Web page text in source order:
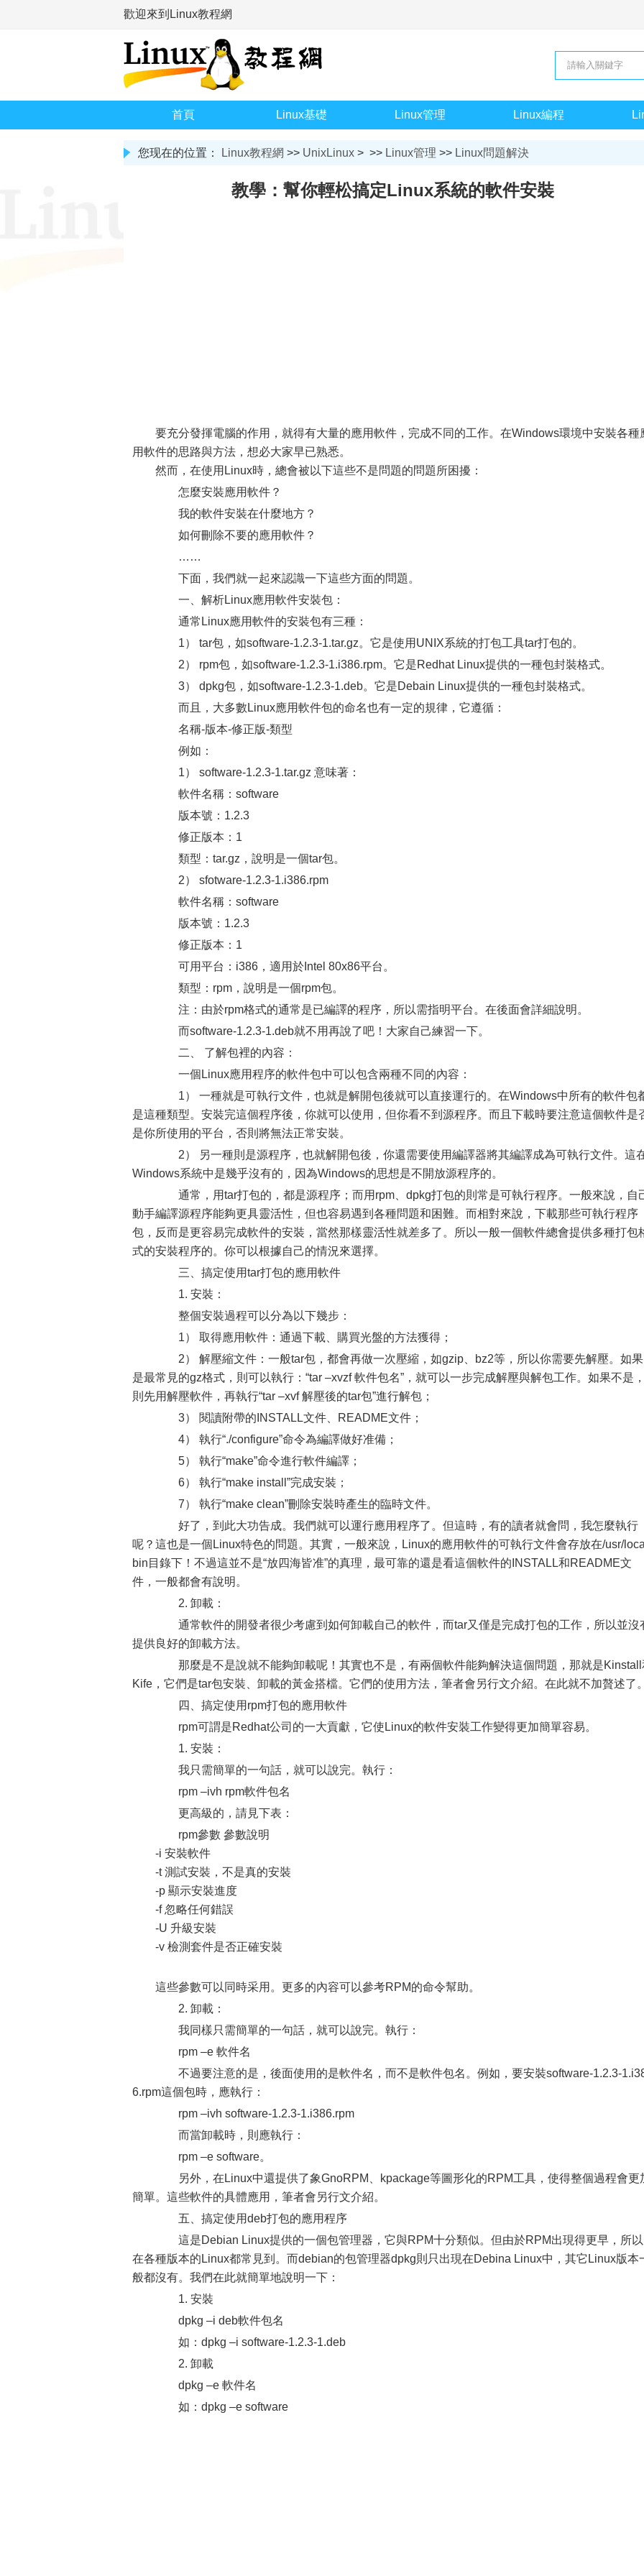
歡迎來到Linux教程網
首頁 Linux基礎 Linux管理 Linux編程
您现在的位置： Linux教程網 >> UnixLinux > >> Linux管理 >> Linux問題解決
教學：幫你輕松搞定Linux系統的軟件安裝
要充分發揮電腦的作用，就得有大量的應用軟件，完成不同的工作。在Windows環境中安裝各種
用軟件的思路與方法，想必大家早已熟悉。
然而，在使用Linux時，總會被以下這些不是問題的問題所困擾：
怎麼安裝應用軟件？
我的軟件安裝在什麼地方？
如何刪除不要的應用軟件？
……
下面，我們就一起來認識一下這些方面的問題。
一、解析Linux應用軟件安裝包：
通常Linux應用軟件的安裝包有三種：
1） tar包，如software-1.2.3-1.tar.gz。它是使用UNIX系統的打包工具tar打包的。
2） rpm包，如software-1.2.3-1.i386.rpm。它是Redhat Linux提供的一種包封裝格式。
3） dpkg包，如software-1.2.3-1.deb。它是Debain Linux提供的一種包封裝格式。
而且，大多數Linux應用軟件包的命名也有一定的規律，它遵循：
名稱-版本-修正版-類型
例如：
1） software-1.2.3-1.tar.gz 意味著：
軟件名稱：software
版本號：1.2.3
修正版本：1
類型：tar.gz，說明是一個tar包。
2） sfotware-1.2.3-1.i386.rpm
軟件名稱：software
版本號：1.2.3
修正版本：1
可用平台：i386，適用於Intel 80x86平台。
類型：rpm，說明是一個rpm包。
注：由於rpm格式的通常是已編譯的程序，所以需指明平台。在後面會詳細說明。
而software-1.2.3-1.deb就不用再說了吧！大家自己練習一下。
二、 了解包裡的內容：
一個Linux應用程序的軟件包中可以包含兩種不同的內容：
1） 一種就是可執行文件，也就是解開包後就可以直接運行的。在Windows中所有的軟件包
是這種類型。安裝完這個程序後，你就可以使用，但你看不到源程序。而且下載時要注意這個軟件是
是你所使用的平台，否則將無法正常安裝。
2） 另一種則是源程序，也就解開包後，你還需要使用編譯器將其編譯成為可執行文件。這
Windows系統中是幾乎沒有的，因為Windows的思想是不開放源程序的。
通常，用tar打包的，都是源程序；而用rpm、dpkg打包的則常是可執行程序。一般來說，自
動手編譯源程序能夠更具靈活性，但也容易遇到各種問題和困難。而相對來說，下載那些可執行程序
包，反而是更容易完成軟件的安裝，當然那樣靈活性就差多了。所以一般一個軟件總會提供多種打包
式的安裝程序的。你可以根據自己的情況來選擇。
三、搞定使用tar打包的應用軟件
1. 安裝：
整個安裝過程可以分為以下幾步：
1） 取得應用軟件：通過下載、購買光盤的方法獲得；
2） 解壓縮文件：一般tar包，都會再做一次壓縮，如gzip、bz2等，所以你需要先解壓。如果
是最常見的gz格式，則可以執行：“tar –xvzf 軟件包名”，就可以一步完成解壓與解包工作。如果不是
則先用解壓軟件，再執行“tar –xvf 解壓後的tar包”進行解包；
3） 閱讀附帶的INSTALL文件、README文件；
4） 執行“./configure”命令為編譯做好准備；
5） 執行“make”命令進行軟件編譯；
6） 執行“make install”完成安裝；
7） 執行“make clean”刪除安裝時產生的臨時文件。
好了，到此大功告成。我們就可以運行應用程序了。但這時，有的讀者就會問，我怎麼執行
呢？這也是一個Linux特色的問題。其實，一般來說，Linux的應用軟件的可執行文件會存放在/usr/
bin目錄下！不過這並不是“放四海皆准”的真理，最可靠的還是看這個軟件的INSTALL和README文
件，一般都會有說明。
2. 卸載：
通常軟件的開發者很少考慮到如何卸載自己的軟件，而tar又僅是完成打包的工作，所以並沒
提供良好的卸載方法。
那麼是不是說就不能夠卸載呢！其實也不是，有兩個軟件能夠解決這個問題，那就是Kinstall
Kife，它們是tar包安裝、卸載的黃金搭檔。它們的使用方法，筆者會另行文介紹。在此就不加贅述了
四、搞定使用rpm打包的應用軟件
rpm可謂是Redhat公司的一大貢獻，它使Linux的軟件安裝工作變得更加簡單容易。
1. 安裝：
我只需簡單的一句話，就可以說完。執行：
rpm –ivh rpm軟件包名
更高級的，請見下表：
rpm參數 參數說明
-i 安裝軟件
-t 測試安裝，不是真的安裝
-p 顯示安裝進度
-f 忽略任何錯誤
-U 升級安裝
-v 檢測套件是否正確安裝
這些參數可以同時采用。更多的內容可以參考RPM的命令幫助。
2. 卸載：
我同樣只需簡單的一句話，就可以說完。執行：
rpm –e 軟件名
不過要注意的是，後面使用的是軟件名，而不是軟件包名。例如，要安裝software-1.2.3-
6.rpm這個包時，應執行：
rpm –ivh software-1.2.3-1.i386.rpm
而當卸載時，則應執行：
rpm –e software。
另外，在Linux中還提供了象GnoRPM、kpackage等圖形化的RPM工具，使得整個過程會更
簡單。這些軟件的具體應用，筆者會另行文介紹。
五、搞定使用deb打包的應用程序
這是Debian Linux提供的一個包管理器，它與RPM十分類似。但由於RPM出現得更早，所以
在各種版本的Linux都常見到。而debian的包管理器dpkg則只出現在Debina Linux中，其它Linux版本
般都沒有。我們在此就簡單地說明一下：
1. 安裝
dpkg –i deb軟件包名
如：dpkg –i software-1.2.3-1.deb
2. 卸載
dpkg –e 軟件名
如：dpkg –e software